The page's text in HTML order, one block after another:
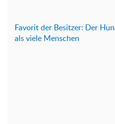
Favorit der Besitzer: Der
als viele Menschen